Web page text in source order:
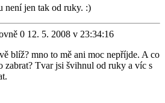
není jen tak od ruky. :)
12. 5. 2008 v 23:34:16
blíž? mno to mě ani moc nepříjde. A co
zabrat? Tvar jsi švihnul od ruky a víc s